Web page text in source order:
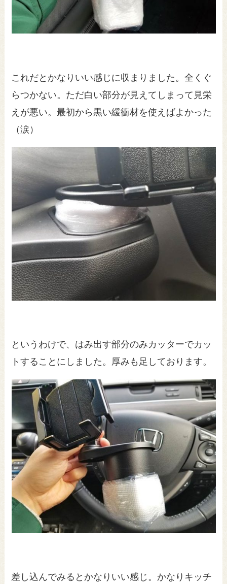
これだとかなりいい感じに収まりました。全くぐ
らつかない。ただ白い部分が見えてしまって見栄
えが悪い。最初から黒い緩衝材を使えばよかった
（涙）
というわけで、はみ出す部分のみカッターでカッ
トすることにしました。厚みも足しております。
差し込んでみるとかなりいい感じ。かなりキッチ